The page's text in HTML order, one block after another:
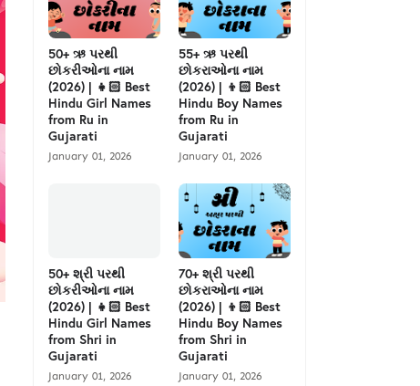
50+ ઋ પરથી
છોકરીઓના નામ
(2026) | 👧🏻 Best
Hindu Girl Names
from Ru in
Gujarati
January 01, 2026
55+ ઋ પરથી
છોકરાઓના નામ
(2026) | 👦🏻 Best
Hindu Boy Names
from Ru in
Gujarati
January 01, 2026
50+ શ્રી પરથી
છોકરીઓના નામ
(2026) | 👧🏻 Best
Hindu Girl Names
from Shri in
Gujarati
January 01, 2026
70+ શ્રી પરથી
છોકરાઓના નામ
(2026) | 👦🏻 Best
Hindu Boy Names
from Shri in
Gujarati
January 01, 2026